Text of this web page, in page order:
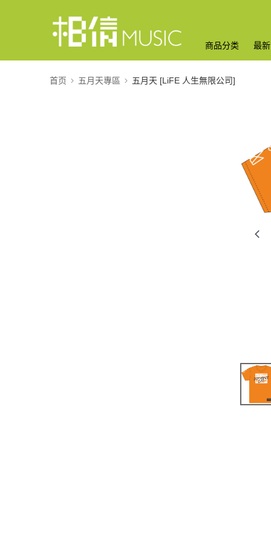
商品分类 最
首页 五月天專區 五月天 [LiFE 人生無限公司]